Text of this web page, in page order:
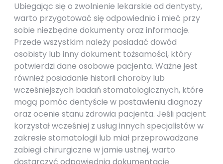
Ubiegając się o zwolnienie lekarskie od dentysty,
warto przygotować się odpowiednio i mieć przy
sobie niezbędne dokumenty oraz informacje.
Przede wszystkim należy posiadać dowód
osobisty lub inny dokument tożsamości, który
potwierdzi dane osobowe pacjenta. Ważne jest
również posiadanie historii choroby lub
wcześniejszych badań stomatologicznych, które
mogą pomóc dentyście w postawieniu diagnozy
oraz ocenie stanu zdrowia pacjenta. Jeśli pacjent
korzystał wcześniej z usług innych specjalistów w
zakresie stomatologii lub miał przeprowadzane
zabiegi chirurgiczne w jamie ustnej, warto